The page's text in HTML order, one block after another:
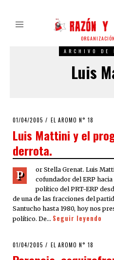
ARCHIVO DE
Luis
POSTED
01/04/2005 22/03/2020
EL AROMO N° 18
Luis Mattini y el
derrota.
P
or Stella Grenat. Luis
cofundador del ERP
político del PRT-ERP
de una de las fracciones del
Santucho hasta 1980, hoy nos
político. De… Seguir leyendo
POSTED
01/04/2005 22/03/2020
EL AROMO N° 18